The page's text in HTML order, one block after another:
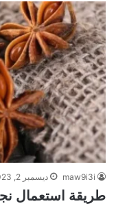
maw9i3i ديسمبر 2, 2023
طريقة استعمال